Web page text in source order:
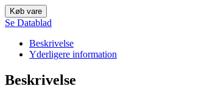
Køb vare
Se Datablad
Beskrivelse
Yderligere information
Beskrivelse